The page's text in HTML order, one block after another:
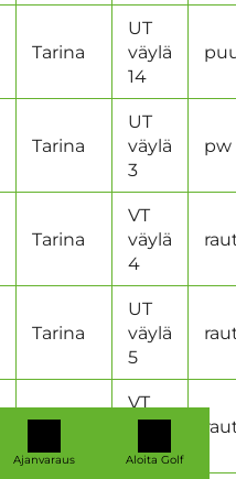
Ajanvaraus Aloita Golf
Tarina
UT
väylä
14
Tarina
UT
väylä
3
pw
Tarina
VT
väylä
4
Tarina
UT
väylä
5
VT
2